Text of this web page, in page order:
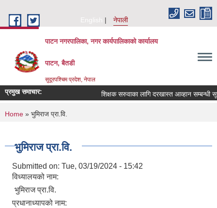
English
नेपाली
पाटन नगरपालिका, नगर कार्यपालिकाको कार्यालय
पाटन, बैतडी
सुदूरपश्चिम प्रदेश, नेपाल
प्रमुख समाचार: शिक्षक सरुवाका लागि दरखास्त आव्हान सम्बन्धी
You are here
Home » भुमिराज प्रा.वि.
भुमिराज प्रा.वि.
Submitted on: Tue, 03/19/2024 - 15:42
विध्यालयको नाम:
भुमिराज प्रा.वि.
प्रधानाध्यापको नाम: